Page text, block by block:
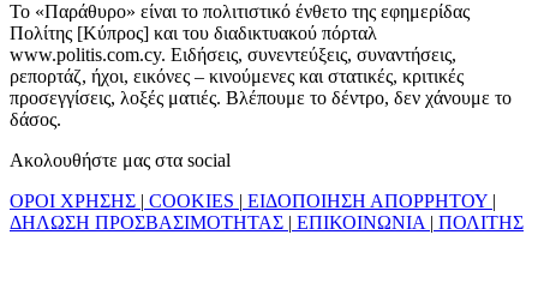
Το «Παράθυρο» είναι το πολιτιστικό ένθετο της εφημερίδας
Πολίτης [Κύπρος] και του διαδικτυακού πόρταλ
www.politis.com.cy. Ειδήσεις, συνεντεύξεις, συναντήσεις,
ρεπορτάζ, ήχοι, εικόνες – κινούμενες και στατικές, κριτικές
προσεγγίσεις, λοξές ματιές. Βλέπουμε το δέντρο, δεν χάνουμε το
δάσος.
Ακολουθήστε μας στα social
ΟΡΟΙ ΧΡΗΣΗΣ | COOKIES | ΕΙΔΟΠΟΙΗΣΗ ΑΠΟΡΡΗΤΟΥ |
ΔΗΛΩΣΗ ΠΡΟΣΒΑΣΙΜΟΤΗΤΑΣ | ΕΠΙΚΟΙΝΩΝΙΑ | ΠΟΛΙΤΗΣ